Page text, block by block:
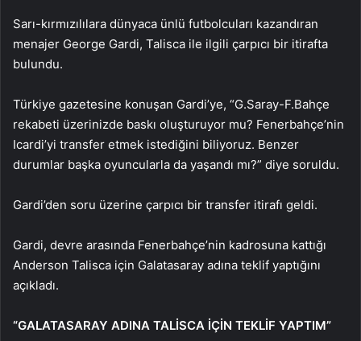
Sarı-kırmızılılara dünyaca ünlü futbolcuları kazandıran
menajer George Gardi, Talisca ile ilgili çarpıcı bir itirafta
bulundu.
Türkiye gazetesine konuşan Gardi’ye, “G.Saray-F.Bahçe
rekabeti üzerinizde baskı oluşturuyor mu? Fenerbahçe’nin
Icardi’yi transfer etmek istediğini biliyoruz. Benzer
durumlar başka oyuncularla da yaşandı mı?” diye soruldu.
Gardi’den soru üzerine çarpıcı bir transfer itirafı geldi.
Gardi, devre arasında Fenerbahçe’nin kadrosuna kattığı
Anderson Talisca için Galatasaray adına teklif yaptığını
açıkladı.
“GALATASARAY ADINA TALİSCA İÇİN TEKLİF YAPTIM”